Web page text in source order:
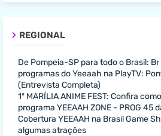
REGIONAL
De Pompeia-SP para todo o Brasil:
programas do Yeeaah na PlayTV:
(Entrevista Completa)
1º MARÍLIA ANIME FEST: Confira
programa YEEAAH ZONE - PROG 45
Cobertura YEEAAH na Brasil Game
algumas atrações